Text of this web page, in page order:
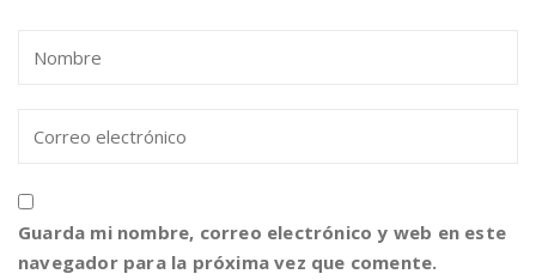
Guarda mi nombre, correo electrónico y web en este
navegador para la próxima vez que comente.